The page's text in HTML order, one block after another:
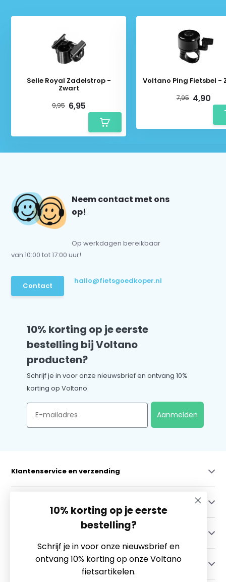
Selle Royal Zadelstrop -
Zwart
9,95 6,95
Voltano Ping Fietsbel -
7,95 4,90
Neem contact met ons
op!
Op werkdagen bereikbaar
van 10:00 tot 17:00 uur!
Contact
hallo@fietsgoedkoper.nl
10% korting op je eerste
bestelling bij Voltano
producten?
Schrijf je in voor onze nieuwsbrief en ontvang 10%
korting op Voltano.
Email
Aanmelden
Klantenservice en verzending
Contact
10% korting op je eerste
bestelling?
Schrijf je in voor onze nieuwsbrief en
ontvang 10% korting op onze Voltano
fietsartikelen.